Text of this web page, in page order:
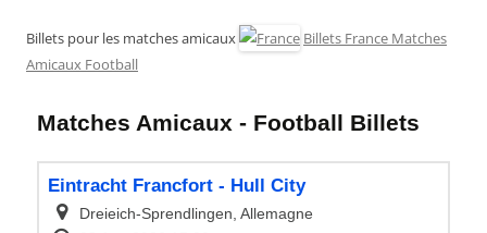
Billets pour les matches amicaux
Billets France Matches
Amicaux Football